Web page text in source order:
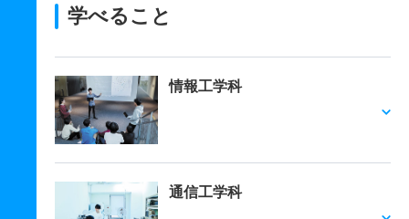
学べること
情報工学科
通信工学科